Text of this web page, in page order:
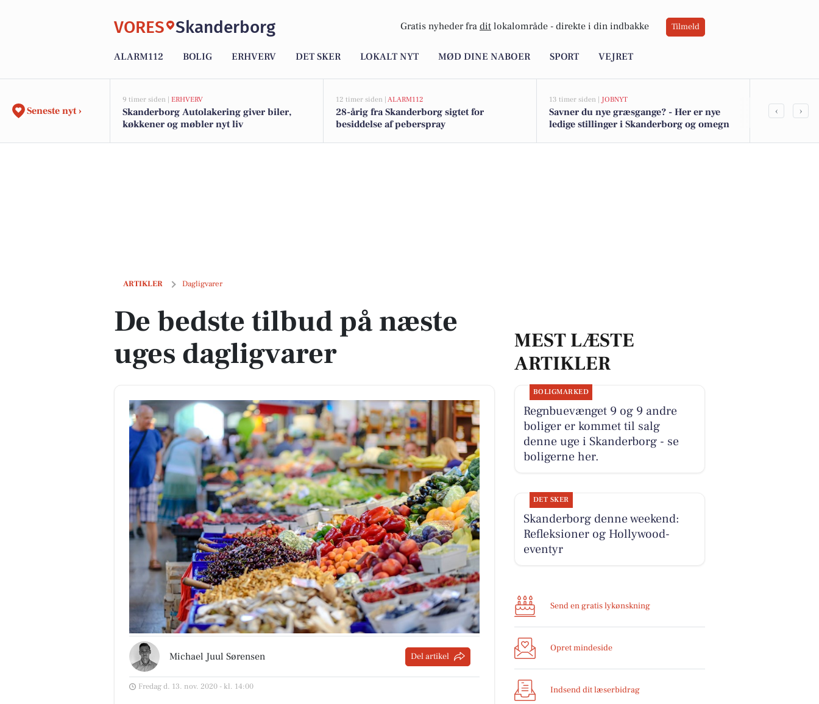
VORES Skanderborg Gratis nyheder fra dit lokalområde - direkte i din indbakke Tilmeld
ALARM112 BOLIG ERHVERV DET SKER LOKALT NYT MØD DINE NABOER SPORT VEJRET
Seneste nyt ›
9 timer siden | ERHVERV
Skanderborg Autolakering giver biler,
køkkener og møbler nyt liv
12 timer siden | ALARM112
28-årig fra Skanderborg sigtet for
besiddelse af peberspray
13 timer siden | JOBNYT
Savner du nye græsgange? - Her er nye
ledige stillinger i Skanderborg og omegn
Sol og frisk
‹ ›
ARTIKLER Dagligvarer
De bedste tilbud på næste uges dagligvarer
De bedste tilbud på næste
uges dagligvarer
Michael Juul Sørensen Del artikel
Fredag d. 13. nov. 2020 - kl. 14:00
MEST LÆSTE
ARTIKLER
BOLIGMARKED
Regnbuevænget 9 og 9 andre
boliger er kommet til salg
denne uge i Skanderborg - se
boligerne her.
DET SKER
Skanderborg denne weekend:
Refleksioner og Hollywood-
eventyr
Send en gratis lykønskning
Opret mindeside
Indsend dit læserbidrag